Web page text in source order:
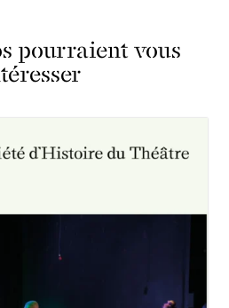
pourraient vous